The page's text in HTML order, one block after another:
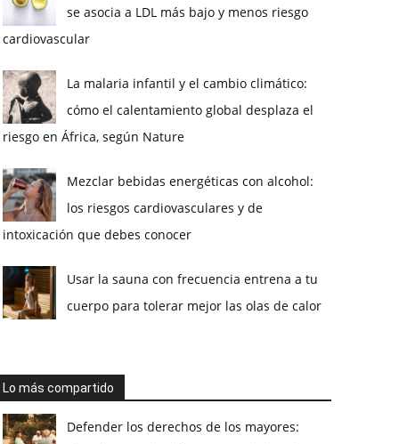
se asocia a LDL más bajo y menos riesgo
cardiovascular
La malaria infantil y el cambio climático:
cómo el calentamiento global desplaza el
riesgo en África, según Nature
Mezclar bebidas energéticas con alcohol:
los riesgos cardiovasculares y de
intoxicación que debes conocer
Usar la sauna con frecuencia entrena a tu
cuerpo para tolerar mejor las olas de calor
Lo más compartido
Defender los derechos de los mayores: